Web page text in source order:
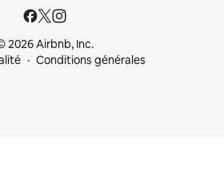
2026 Airbnb, Inc.
Conditions générales